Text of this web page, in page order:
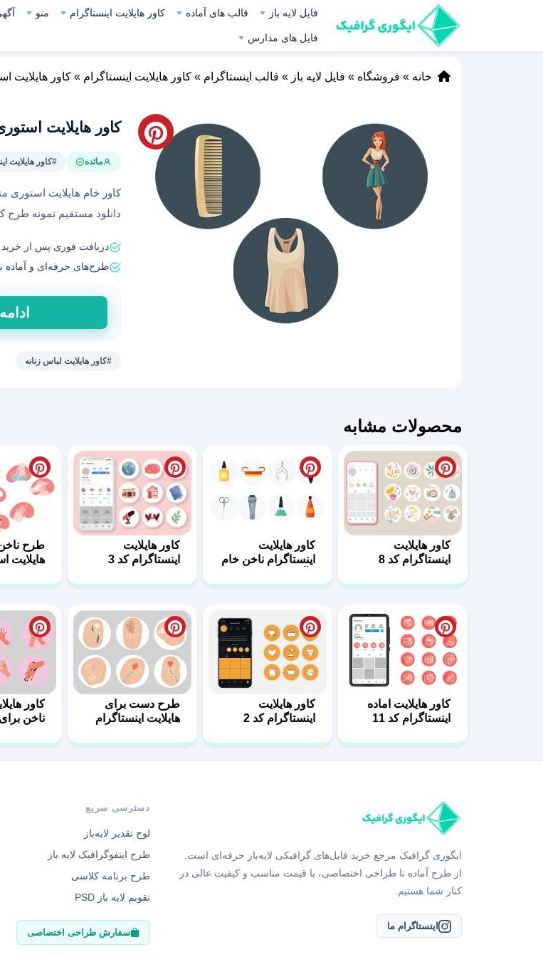
فایل لایه باز قالب های آماده کاور هایلایت اینستاگرام منو
فایل های مدارس
خانه » فروشگاه » فایل لایه باز » قالب اینستاگرام » کاور هایلایت اینستاگرام » کاور هایلایت
کاور هایلایت
مائده #کاور هایلایت
دانلود مستقیم نمونه طرح
دریافت فوری پس از خرید
طرح‌های حرفه‌ای و آماده
کاور
هایلایت
استوری
لباس
#کاور هایلایت لباس زنانه
محصولات مشابه
کاور هایلایت
اینستاگرام کد 8
کاور هایلایت
اینستاگرام ناخن خام
کاور هایلایت
اینستاگرام کد 3
طرح
هایلایت
کاور هایلایت اماده
اینستاگرام کد 11
کاور هایلایت
اینستاگرام کد 2
طرح دست برای
هایلایت اینستاگرام
کاور
ناخن
ایگوری گرافیک مرجع خرید فایل‌های گرافیکی لایه‌باز حرفه‌ای است.
از طرح آماده تا طراحی اختصاصی، با قیمت مناسب و کیفیت عالی در
کنار شما هستیم.
اینستاگرام ما
دسترسی سریع
لوح تقدیر لایه‌باز
طرح اینفوگرافیک لایه باز
طرح برنامه کلاسی
تقویم لایه باز PSD
سفارش طراحی اختصاصی